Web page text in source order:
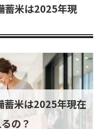
蓄米は2025年現
蓄米は2025年現在
の？